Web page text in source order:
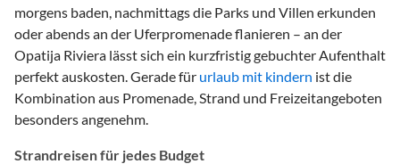
morgens baden, nachmittags die Parks und Villen erkunden
oder abends an der Uferpromenade flanieren – an der
Opatija Riviera lässt sich ein kurzfristig gebuchter Aufenthalt
perfekt auskosten. Gerade für urlaub mit kindern ist die
Kombination aus Promenade, Strand und Freizeitangeboten
besonders angenehm.
Strandreisen für jedes Budget